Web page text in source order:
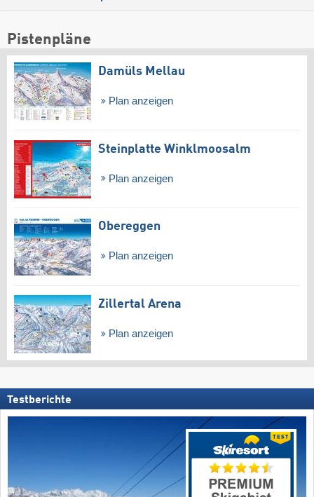
Pistenpläne
Damüls Mellau
Plan anzeigen
Steinplatte Winklmoosalm
Plan anzeigen
Obereggen
Plan anzeigen
Zillertal Arena
Plan anzeigen
Testberichte